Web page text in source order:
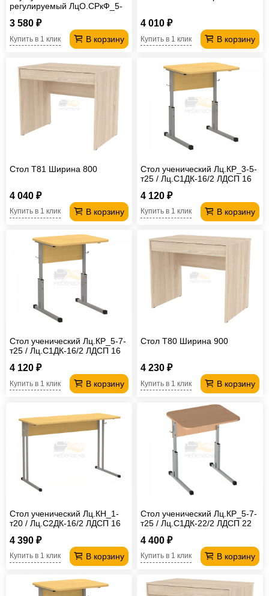
регулируемый ЛцО.СРкФ_5-
3 580 ₽
В корзину
Купить в 1 клик
4 010 ₽
В корзину
Купить в 1 клик
Стол T81 Ширина 800
4 040 ₽
В корзину
Купить в 1 клик
Стол ученический Лц.КР_3-5-
т25 / Лц.С1ДК-16/2 ЛДСП 16
4 120 ₽
В корзину
Купить в 1 клик
Стол ученический Лц.КР_5-7-
т25 / Лц.С1ДК-16/2 ЛДСП 16
4 120 ₽
В корзину
Купить в 1 клик
Стол T80 Ширина 900
4 230 ₽
В корзину
Купить в 1 клик
Стол ученический Лц.КН_1-
т20 / Лц.С2ДК-16/2 ЛДСП 16
4 390 ₽
В корзину
Купить в 1 клик
Стол ученический Лц.КР_5-7-
т25 / Лц.С1ДК-22/2 ЛДСП 22
4 400 ₽
В корзину
Купить в 1 клик